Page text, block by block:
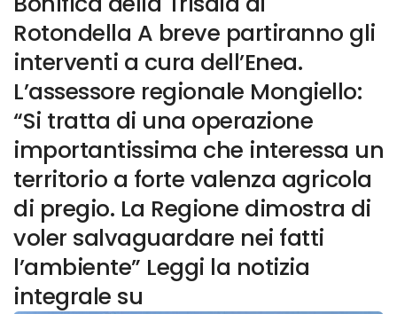
Rotondella A breve partiranno gli
interventi a cura dell’Enea.
L’assessore regionale Mongiello:
“Si tratta di una operazione
importantissima che interessa un
territorio a forte valenza agricola
di pregio. La Regione dimostra di
voler salvaguardare nei fatti
l’ambiente” Leggi la notizia
integrale su